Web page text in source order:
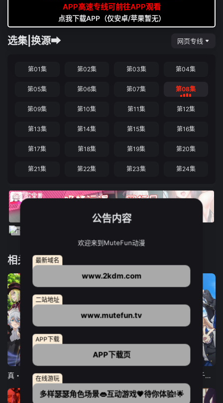
APP高速专线可前往APP观看
点我下载APP（仅安卓/苹果暂无）
选集|换源➡ 网页专线
第01集 第02集 第03集 第04集
第05集 第06集 第07集 第08集
第09集 第10集 第11集 第12集
第13集 第14集 第15集 第16集
第17集 第18集 第19集 第20集
第21集 第22集 第23集 第24集
相关推荐
12集全
弹珠汽水瓶里的千岁同学
公告内容
欢迎来到MuteFun动漫
最新域名
www.2kdm.com
二站地址
www.mutefun.tv
APP下载
APP下载页
在线游玩
多样瑟瑟角色场景👄互动游戏💗待你体验!🌟